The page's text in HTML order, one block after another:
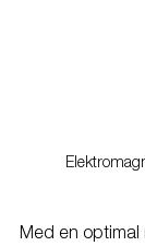
Med en optimal